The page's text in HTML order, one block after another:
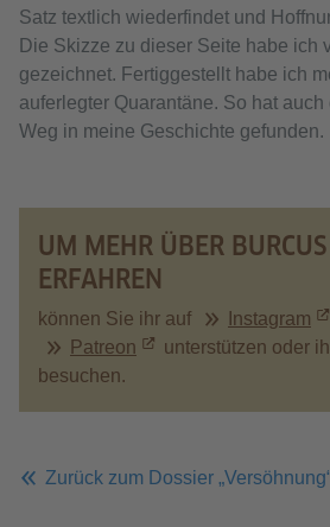
Satz textlich wiederfindet und
Die Skizze zu dieser Seite habe ich
gezeichnet. Fertiggestellt habe ich
auferlegter Quarantäne. So hat
Weg in meine Geschichte gefunden.
UM MEHR ÜBER
ERFAHREN
können Sie ihr auf Instagram
Patreon
unterstützen oder
besuchen.
Zurück zum Dossier